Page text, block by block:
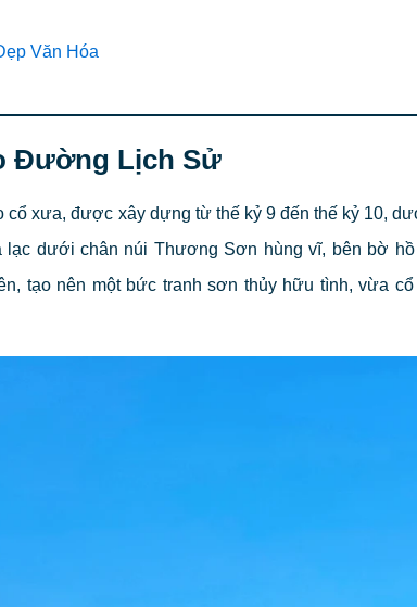
Văn Hóa
Đường Lịch Sử
cổ xưa, được xây dựng từ thế kỷ 9 đến thế kỷ 10,
dưới chân núi Thương Sơn hùng vĩ, bên bờ
tạo nên một bức tranh sơn thủy hữu tình, vừa